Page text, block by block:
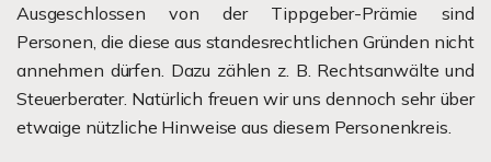
Ausgeschlossen von der Tippgeber-Prämie sind
Personen, die diese aus standesrechtlichen Gründen nicht
annehmen dürfen. Dazu zählen z. B. Rechtsanwälte und
Steuerberater. Natürlich freuen wir uns dennoch sehr über
etwaige nützliche Hinweise aus diesem Personenkreis.